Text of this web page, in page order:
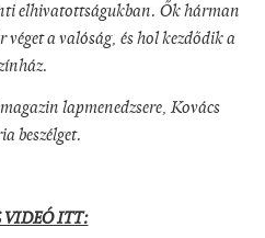
elhivatottságukban. Ők hárman
a valóság, és hol kezdődik a
lapmenedzsere, Kovács
beszélget.
VIDEÓ ITT: